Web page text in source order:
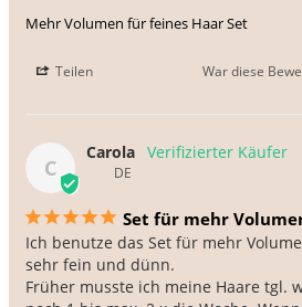
Mehr Volumen für feines Haar Set
Teilen War diese
C
Carola
DE
Set für mehr
Ich benutze das Set für mehr
sehr fein und dünn.
Früher musste ich meine Haare tgl.